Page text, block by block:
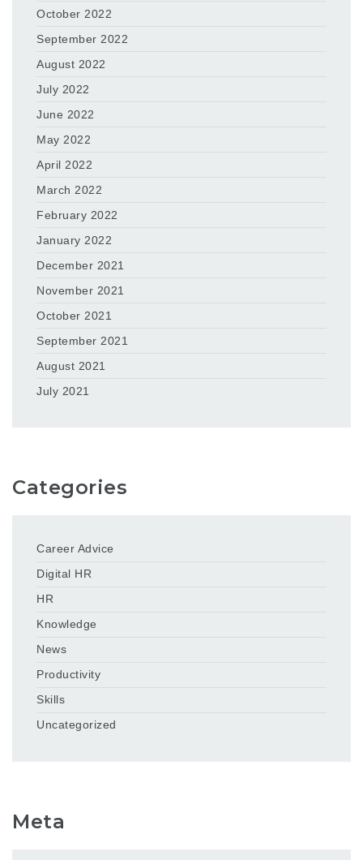
October 2022
September 2022
August 2022
July 2022
June 2022
May 2022
April 2022
March 2022
February 2022
January 2022
December 2021
November 2021
October 2021
September 2021
August 2021
July 2021
Categories
Career Advice
Digital HR
HR
Knowledge
News
Productivity
Skills
Uncategorized
Meta